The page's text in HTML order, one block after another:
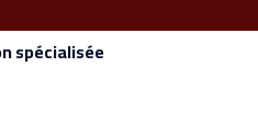
spécialisée